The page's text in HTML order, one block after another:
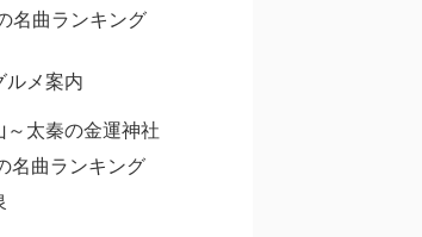
名曲ランキング
ルメ案内
～太秦の金運神社
名曲ランキング